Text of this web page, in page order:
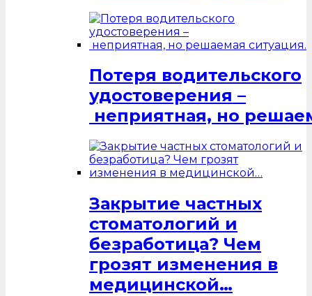
Потеря водительского
удостоверения –
неприятная, но
Закрытие частных
стоматологий и
безработица? Чем
грозят изменения в
медицинской…